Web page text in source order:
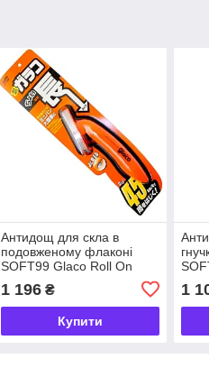
Антидощ для скла в
подовженому флаконі
SOFT99 Glaco Roll On
Large Long Type 115 мл
1 196₴
Купити
1